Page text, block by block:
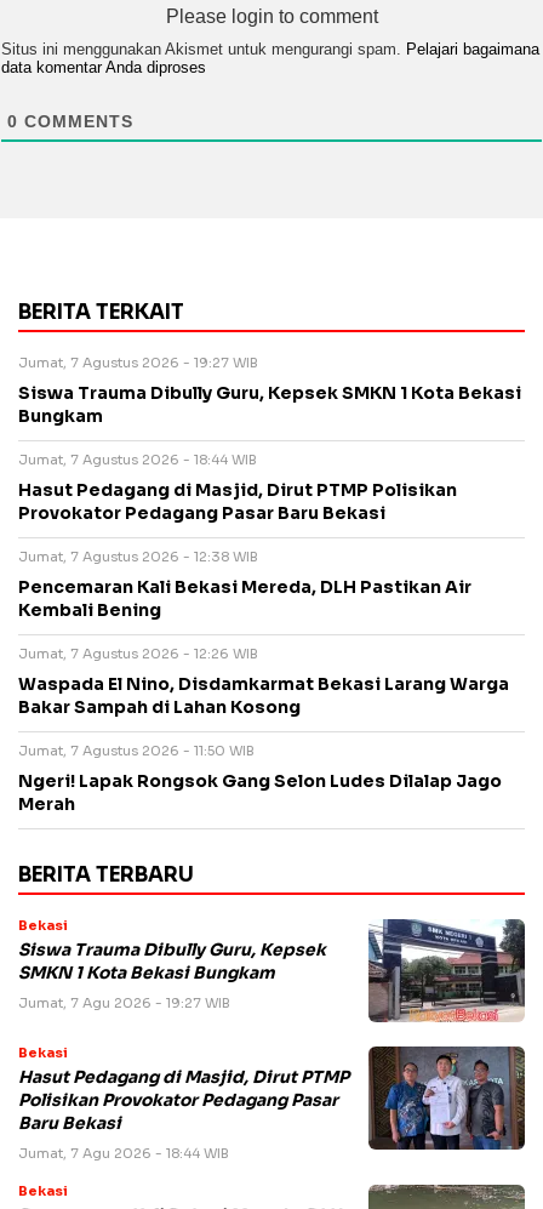
Please login to comment
Situs ini menggunakan Akismet untuk mengurangi spam. Pelajari bagaimana
data komentar Anda diproses
0 COMMENTS
BERITA TERKAIT
Jumat, 7 Agustus 2026 - 19:27 WIB
Siswa Trauma Dibully Guru, Kepsek SMKN 1 Kota Bekasi
Bungkam
Jumat, 7 Agustus 2026 - 18:44 WIB
Hasut Pedagang di Masjid, Dirut PTMP Polisikan
Provokator Pedagang Pasar Baru Bekasi
Jumat, 7 Agustus 2026 - 12:38 WIB
Pencemaran Kali Bekasi Mereda, DLH Pastikan Air
Kembali Bening
Jumat, 7 Agustus 2026 - 12:26 WIB
Waspada El Nino, Disdamkarmat Bekasi Larang Warga
Bakar Sampah di Lahan Kosong
Jumat, 7 Agustus 2026 - 11:50 WIB
Ngeri! Lapak Rongsok Gang Selon Ludes Dilalap Jago
Merah
BERITA TERBARU
Bekasi
Siswa Trauma Dibully Guru, Kepsek
SMKN 1 Kota Bekasi Bungkam
Jumat, 7 Agu 2026 - 19:27 WIB
Bekasi
Hasut Pedagang di Masjid, Dirut PTMP
Polisikan Provokator Pedagang Pasar
Baru Bekasi
Jumat, 7 Agu 2026 - 18:44 WIB
Bekasi